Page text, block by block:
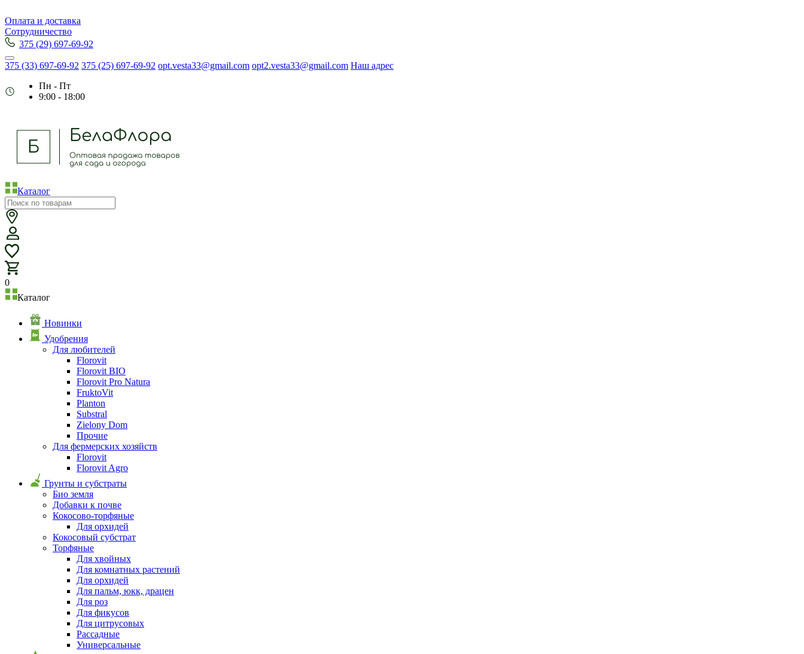
Оплата и доставка
Сотрудничество
375 (29) 697-69-92
375 (33) 697-69-92 375 (25) 697-69-92 opt.vesta33@gmail.com opt2.vesta33@gmail.com Наш адрес
Пн - Пт
9:00 - 18:00
Каталог
0
Каталог
Новинки
Удобрения
Для любителей
Florovit
Florovit BIO
Florovit Pro Natura
FruktoVit
Planton
Substral
Zielony Dom
Прочие
Для фермерских хозяйств
Florovit
Florovit Agro
Грунты и субстраты
Био земля
Добавки к почве
Кокосово-торфяные
Для орхидей
Кокосовый субстрат
Торфяные
Для хвойных
Для комнатных растений
Для орхидей
Для пальм, юкк, драцен
Для роз
Для фикусов
Для цитрусовых
Рассадные
Универсальные